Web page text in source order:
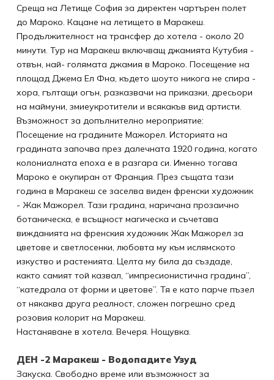
Среща на Летище София за директен чартърен полет
до Мароко. Кацане на летището в Маракеш.
Продължителност на трансфер до хотела - около 20
минути. Тур на Маракеш включващ джамията Кутубия -
отвън, най- голямата джамия в Мароко. Посещение на
площад Джема Ел Фна, където шоуто никога не спира -
хора, гълтащи огън, разказвачи на приказки, дресьори
на маймуни, змиеукротители и всякакъв вид артисти.
Възможност за допълнително мероприятие:
Посещение на градините Мажорел. Историята на
градината започва през далечната 1920 година, когато
колониалната епоха е в разгара си. Именно тогава
Мароко е окупиран от Франция. През същата тази
година в Маракеш се заселва виден френски художник
- Жак Мажорел. Тази градина, наричана прозаично
ботаническа, е всъщност магическа и съчетава
вижданията на френския художник Жак Мажорел за
цветове и светлосенки, любовта му към ислямското
изкуство и растенията. Целта му била да създаде,
както самият той казвал, “импресионистична градина”,
“катедрала от форми и цветове”. Тя е като парче пъзел
от някаква друга реалност, сложен погрешно сред
розовия колорит на Маракеш.
Настаняване в хотела. Вечеря. Нощувка.
ДЕН -2 Маракеш - Водопадите Узуд
Закуска. Свободно време или възможност за